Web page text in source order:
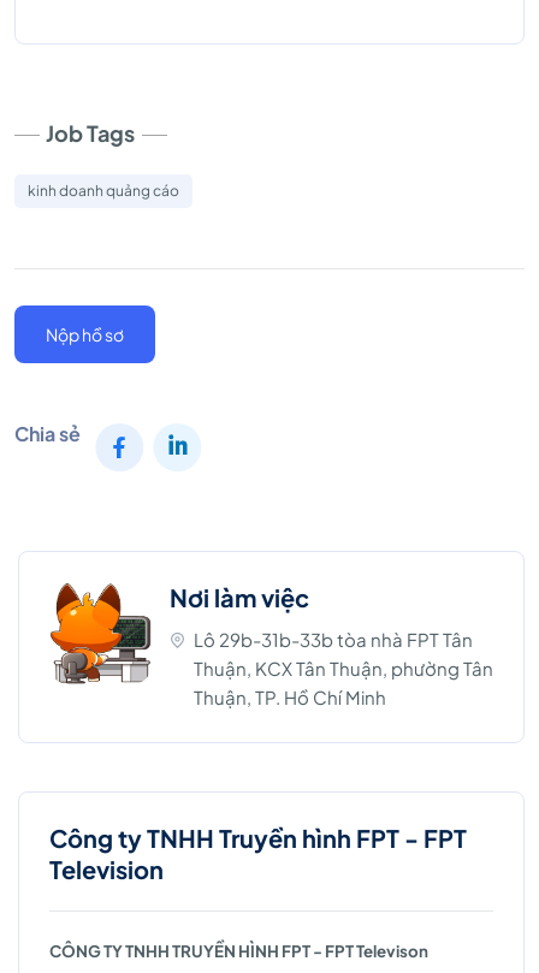
Job Tags
kinh doanh quảng cáo
Nộp hồ sơ
Chia sẻ
Nơi làm việc
Lô 29b-31b-33b tòa nhà FPT Tân
Thuận, KCX Tân Thuận, phường Tân
Thuận, TP. Hồ Chí Minh
Công ty TNHH Truyền hình FPT - FPT
Television
CÔNG TY TNHH TRUYỀN HÌNH FPT - FPT Televison